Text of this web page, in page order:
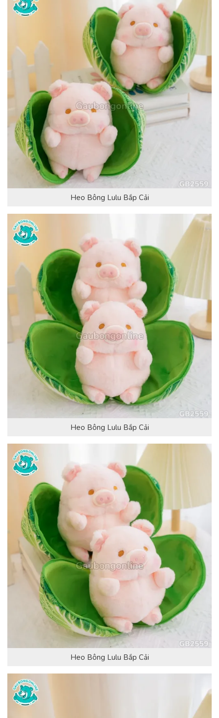
Heo Bông Lulu Bắp Cải
Heo Bông Lulu Bắp Cải
Heo Bông Lulu Bắp Cải